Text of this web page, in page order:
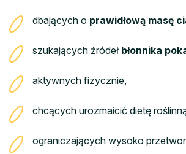
dbających o prawidłową masę
szukających źródeł błonnika
aktywnych fizycznie,
chcących urozmaicić dietę
ograniczających wysoko